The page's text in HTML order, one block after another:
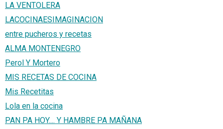
LA VENTOLERA
LACOCINAESIMAGINACION
entre pucheros y recetas
ALMA MONTENEGRO
Perol Y Mortero
MIS RECETAS DE COCINA
Mis Recetitas
Lola en la cocina
PAN PA HOY.... Y HAMBRE PA MAÑANA